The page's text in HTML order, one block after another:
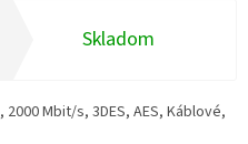
Skladom
Mbit/s, 3DES, AES, Káblové,